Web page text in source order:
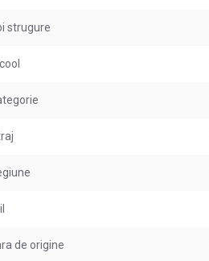
strugure
de origine